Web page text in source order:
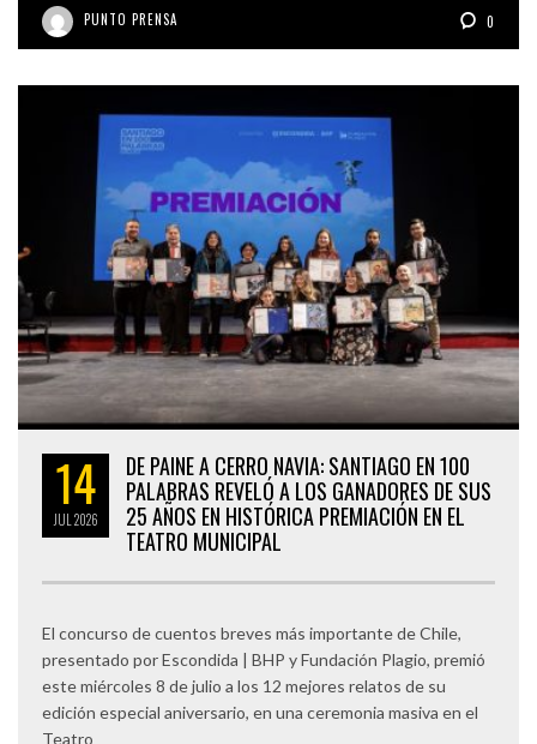
PUNTO PRENSA 0
14
JUL 2026
DE PAINE A CERRO NAVIA: SANTIAGO EN 100
PALABRAS REVELÓ A LOS GANADORES DE SUS
25 AÑOS EN HISTÓRICA PREMIACIÓN EN EL
TEATRO MUNICIPAL
El concurso de cuentos breves más importante de Chile,
presentado por Escondida | BHP y Fundación Plagio, premió
este miércoles 8 de julio a los 12 mejores relatos de su
edición especial aniversario, en una ceremonia masiva en el
Teatro